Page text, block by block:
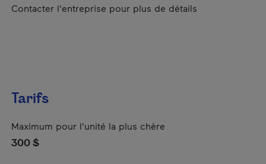
Contacter l'entreprise pour plus de détails
Tarifs
Maximum pour l'unité la plus chère
300 $